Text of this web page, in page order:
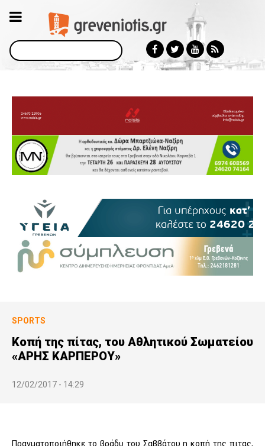
Αναζήτηση
SPORTS
Κοπή της πίτας, του Αθλητικού Σωματείου
«ΑΡΗΣ ΚΑΡΠΕΡΟΥ»
12/02/2017 - 14:29
Πραγματοποιήθηκε το βράδυ του Σαββάτου η κοπή της πιτας,